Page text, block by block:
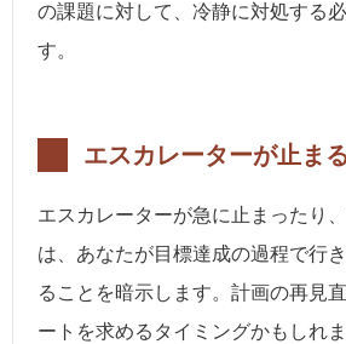
の課題に対して、冷静に対処する
す。
エスカレーターが止ま
エスカレーターが急に止まったり
は、あなたが目標達成の過程で行
ることを暗示します。計画の再見
ートを求めるタイミングかもしれま